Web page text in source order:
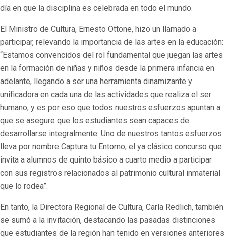
día en que la disciplina es celebrada en todo el mundo.
El Ministro de Cultura, Ernesto Ottone, hizo un llamado a
participar, relevando la importancia de las artes en la educación:
“Estamos convencidos del rol fundamental que juegan las artes
en la formación de niñas y niños desde la primera infancia en
adelante, llegando a ser una herramienta dinamizante y
unificadora en cada una de las actividades que realiza el ser
humano, y es por eso que todos nuestros esfuerzos apuntan a
que se asegure que los estudiantes sean capaces de
desarrollarse integralmente. Uno de nuestros tantos esfuerzos
lleva por nombre Captura tu Entorno, el ya clásico concurso que
invita a alumnos de quinto básico a cuarto medio a participar
con sus registros relacionados al patrimonio cultural inmaterial
que lo rodea”.
En tanto, la Directora Regional de Cultura, Carla Redlich, también
se sumó a la invitación, destacando las pasadas distinciones
que estudiantes de la región han tenido en versiones anteriores